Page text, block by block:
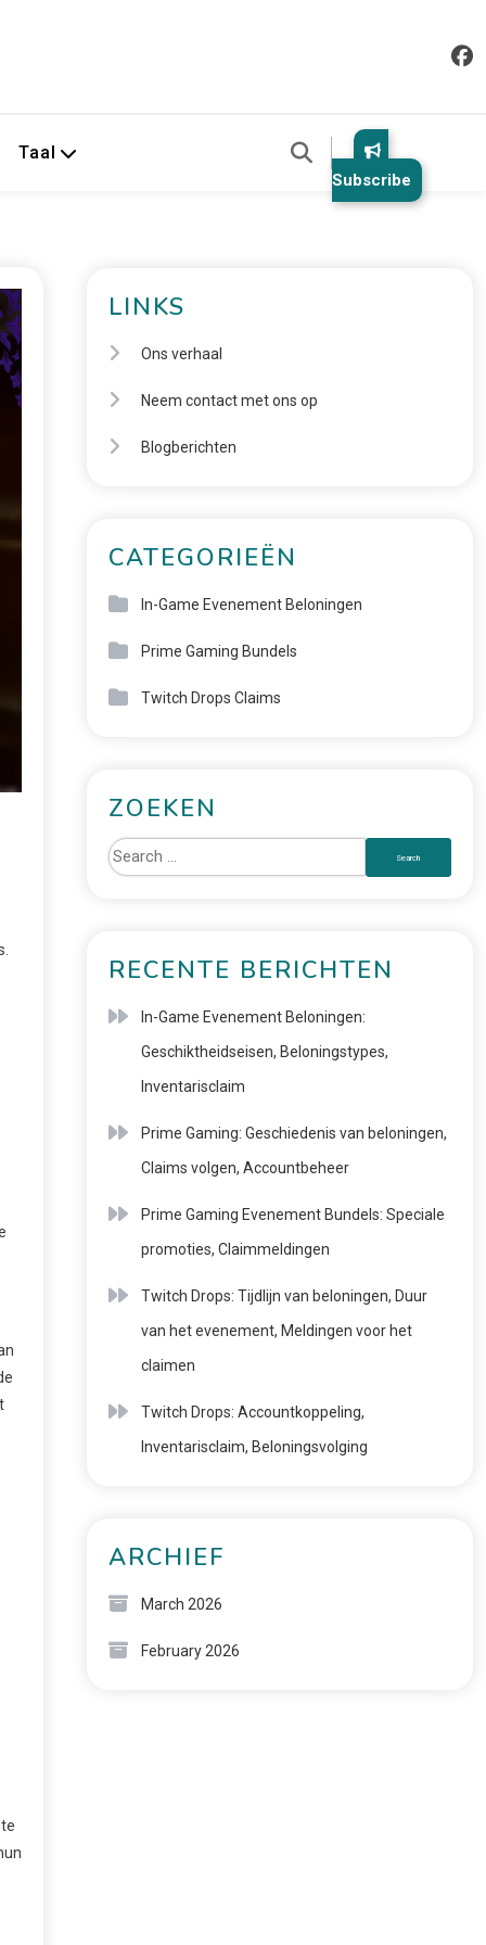
Taal
Subscribe
LINKS
Ons verhaal
Neem contact met ons op
Blogberichten
CATEGORIEËN
In-Game Evenement Beloningen
Prime Gaming Bundels
Twitch Drops Claims
ZOEKEN
RECENTE BERICHTEN
In-Game Evenement Beloningen:
Geschiktheidseisen, Beloningstypes,
Inventarisclaim
Prime Gaming: Geschiedenis van beloningen,
Claims volgen, Accountbeheer
Prime Gaming Evenement Bundels: Speciale
promoties, Claimmeldingen
Twitch Drops: Tijdlijn van beloningen, Duur
van het evenement, Meldingen voor het
claimen
Twitch Drops: Accountkoppeling,
Inventarisclaim, Beloningsvolging
ARCHIEF
March 2026
February 2026